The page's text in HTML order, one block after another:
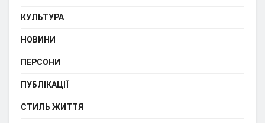
КУЛЬТУРА
НОВИНИ
ПЕРСОНИ
ПУБЛІКАЦІЇ
СТИЛЬ ЖИТТЯ